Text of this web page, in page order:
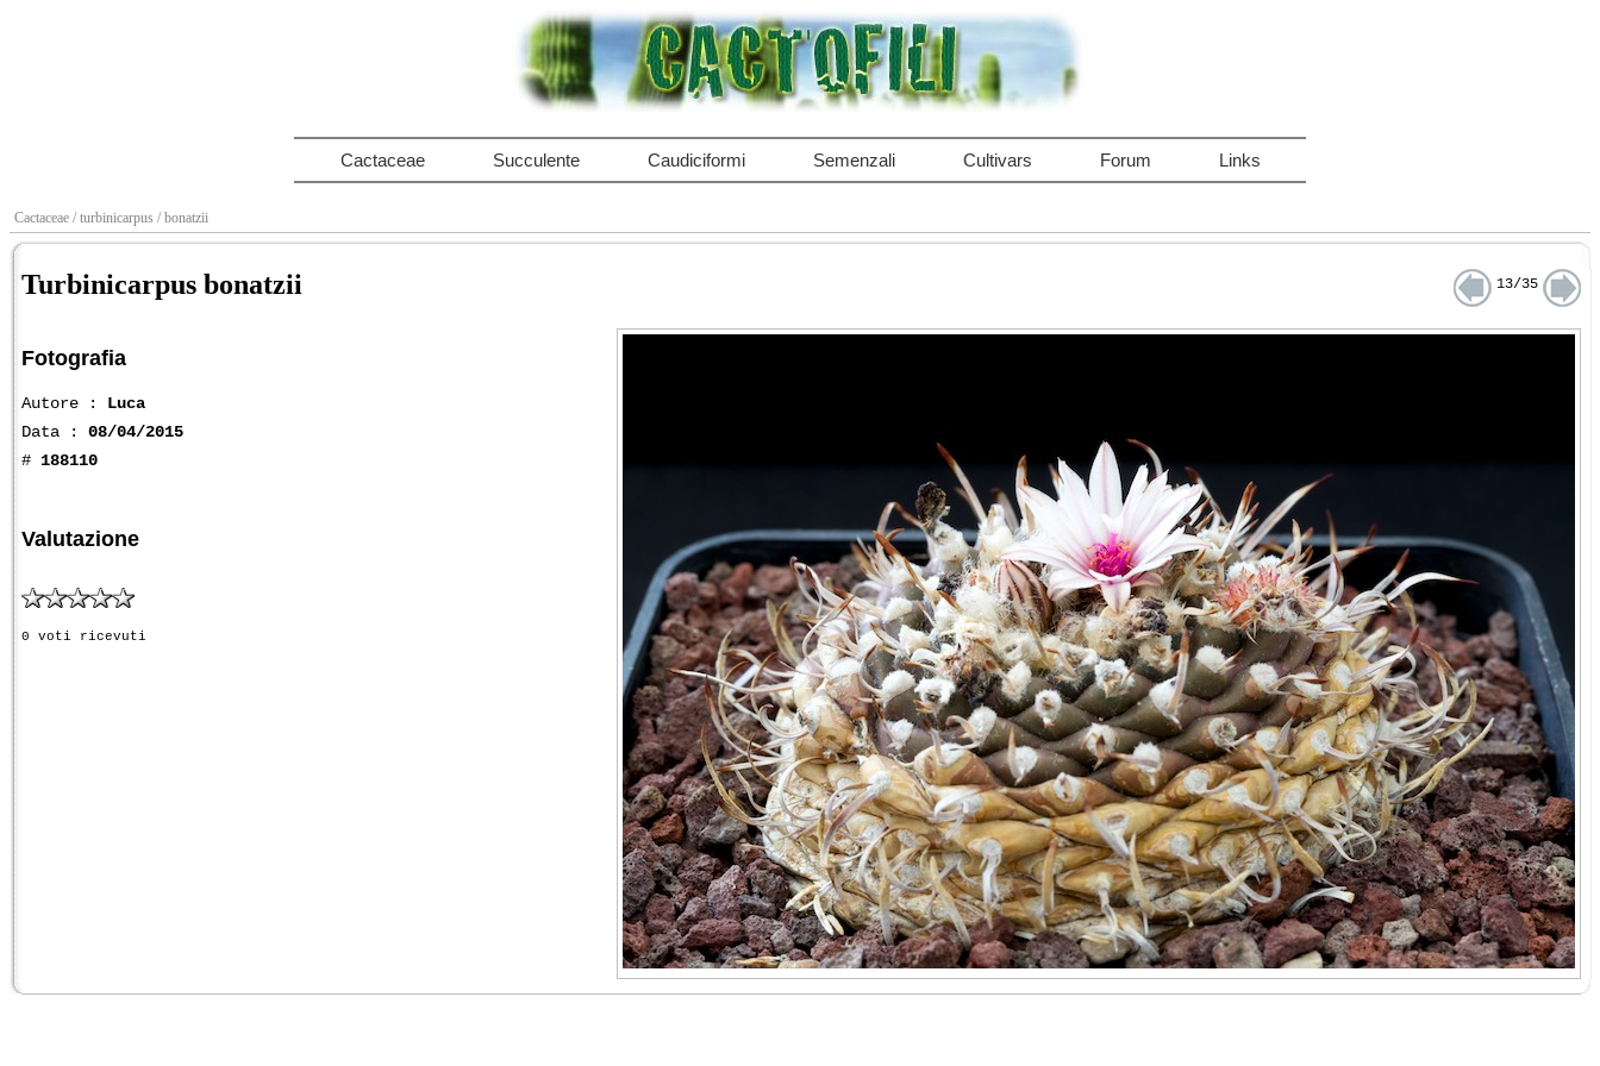
Cactaceae Succulente Caudiciformi Semenzali Cultivars Forum Links
Cactaceae / turbinicarpus / bonatzii
Turbinicarpus bonatzii 13/35
Fotografia
Autore : Luca
Data : 08/04/2015
# 188110
Valutazione
0 voti ricevuti